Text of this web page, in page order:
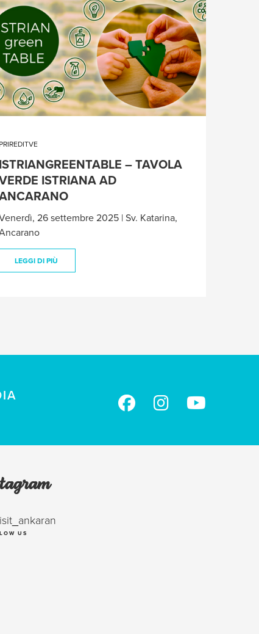
PRIREDITVE
ISTRIANGREENTABLE – TAVOLA
ISTRIANA AD
26 settembre 2025 | Sv. Katarina,
LEGGI DI PIÙ
US